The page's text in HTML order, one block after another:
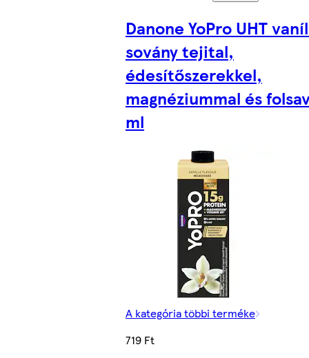
Danone YoPro UHT
sovány tejital,
édesítőszerekkel,
magnéziummal és
ml
A kategória többi terméke
719 Ft